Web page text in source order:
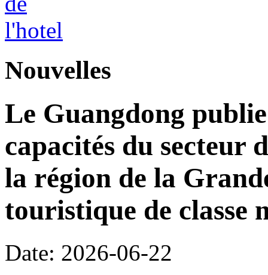
Nouvelles
Le Guangdong
capacités du secteur
la région de la
touristique de classe
Date: 2026-06-22